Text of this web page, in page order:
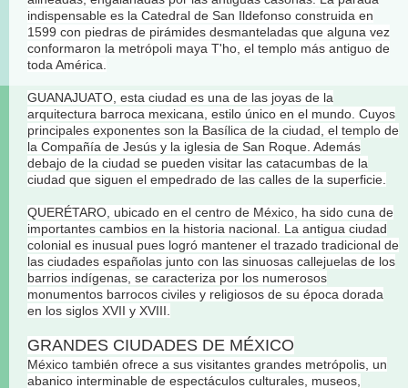
indispensable es la Catedral de San Ildefonso construida en
1599 con piedras de pirámides desmanteladas que alguna vez
conformaron la metrópoli maya T'ho, el templo más antiguo de
toda América.
GUANAJUATO, esta ciudad es una de las joyas de la
arquitectura barroca mexicana, estilo único en el mundo. Cuyos
principales exponentes son la Basílica de la ciudad, el templo de
la Compañía de Jesús y la iglesia de San Roque. Además
debajo de la ciudad se pueden visitar las catacumbas de la
ciudad que siguen el empedrado de las calles de la superficie.
QUERÉTARO, ubicado en el centro de México, ha sido cuna de
importantes cambios en la historia nacional. La antigua ciudad
colonial es inusual pues logró mantener el trazado tradicional de
las ciudades españolas junto con las sinuosas callejuelas de los
barrios indígenas, se caracteriza por los numerosos
monumentos barrocos civiles y religiosos de su época dorada
en los siglos XVII y XVIII.
GRANDES CIUDADES DE MÉXICO
México también ofrece a sus visitantes grandes metrópolis, un
abanico interminable de espectáculos culturales, museos,